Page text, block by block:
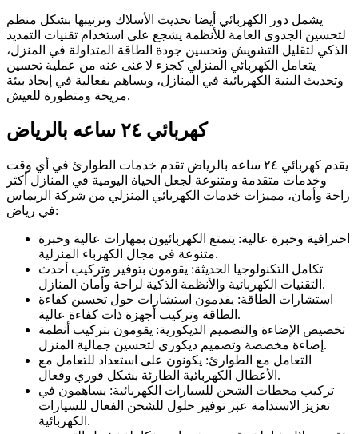
يشمل دور الكهربائي أيضا تحديث الأسلاك وترتيبها بشكل منظم
لتحسين الجدوى العامة للأنظمة يشجع على استخدام تقنيات التمديد
الذكي لتقليل التشويش وتحسين جودة الطاقة المتداولة في المنزل،
يتعامل الكهربائي المنزلي كجزء لا غنى عنه من عملية تحسين
وتحديث البنية الكهربائية في المنازل، ويساهم بفعالية في إيجاد بيئة
مريحة ومتطورة للعيش.
كهربائي ٢٤ ساعه بالرياض
يقدم كهربائي ٢٤ ساعه بالرياض تقدم خدمات الطوارئ في أي وقت
وخدمات متقدمة ومتنوعة لجعل الحياة اليومية في المنازل أكثر
راحة وأمان، مميزات خدمات الكهربائي المنزلي من شركة الريماس
في رياض:
احترافية وخبرة عالية: يتمتع الكهربائيون بمهارات عالية وخبرة
متنوعة في مجال الكهرباء المنزلية.
تكامل التكنولوجيا الحديثة: يقومون بتوفير وتركيب أحدث
التقنيات الكهربائية والأنظمة الذكية لراحة وأمان المنازل.
استشارات الطاقة: يقدمون استشارات حول تحسين كفاءة
الطاقة وتركيب أجهزة ذات كفاءة عالية.
تخصيص الإضاءة والتصميم الديكورية: يقومون بتركيب أنظمة
إضاءة مخصصة وتصميم ديكوري لتحسين جمالية المنزل.
التعامل مع الطوارئ: يكونون على استعداد للتعامل مع
الأعطال الكهربائية الطارئة بشكل فوري وفعال.
تركيب محطات الشحن للسيارات الكهربائية: يساهمون في
تعزيز الاستدامة عبر توفير حلول للشحن الفعال للسيارات
الكهربائية.